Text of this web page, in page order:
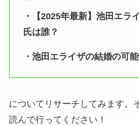
・【2025年最新】池田エラ
氏は誰？
・池田エライザの結婚の可
についてリサーチしてみます。
読んで行ってください！